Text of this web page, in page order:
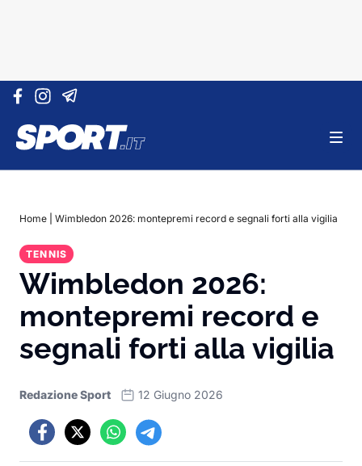
Vai al contenuto
Home Wimbledon 2026: montepremi record e segnali forti alla vigilia
TENNIS
Wimbledon 2026:
montepremi record e
segnali forti alla vigilia
Redazione Sport 12 Giugno 2026